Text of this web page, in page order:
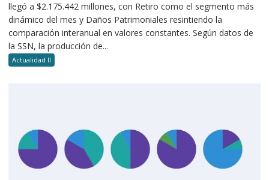
llegó a $2.175.442 millones, con Retiro como el segmento más
dinámico del mes y Daños Patrimoniales resintiendo la
comparación interanual en valores constantes. Según datos de
la SSN, la producción de...
Actualidad II